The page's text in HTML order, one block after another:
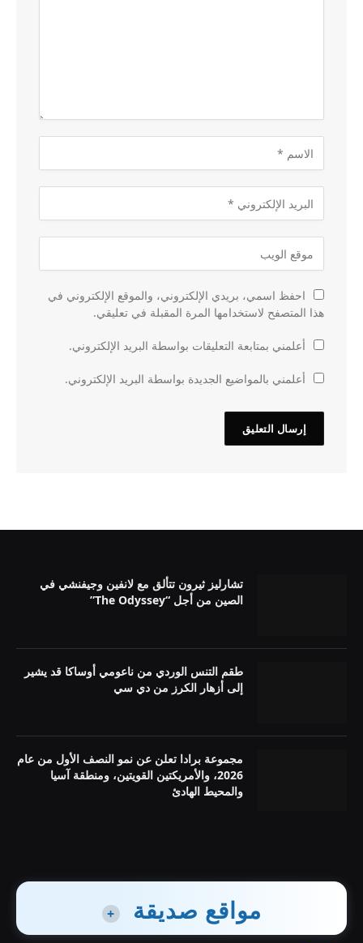
احفظ اسمي، بريدي الإلكتروني، والموقع الإلكتروني في
هذا المتصفح لاستخدامها المرة المقبلة في تعليقي.
أعلمني بمتابعة التعليقات بواسطة البريد الإلكتروني.
أعلمني بالمواضيع الجديدة بواسطة البريد الإلكتروني.
تشارليز ثيرون تتألق مع لانفين وجيفنشي في
الصين من أجل “The Odyssey”
طقم التنس الوردي من ناعومي أوساكا قد يشير
إلى أزهار الكرز من دي سي
مجموعة برادا تعلن عن نمو النصف الأول من عام
2026، والأمريكتين القويتين، ومنطقة آسيا
والمحيط الهادئ
مواقع صديقة +